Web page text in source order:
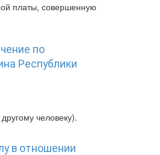
платы, совершенную
по
Республики
человеку).
в отношении